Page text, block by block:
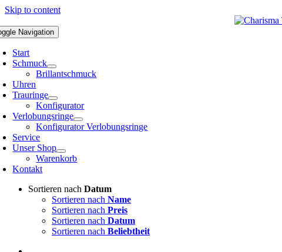
Skip to content
Navigation
Start
Schmuck
Brillantschmuck
Uhren
Trauringe
Konfigurator
Verlobungsringe
Konfigurator Verlobungsringe
Service
Unser Shop
Warenkorb
Kontakt
Sortieren nach Datum
Sortieren nach Name
Sortieren nach Preis
Sortieren nach Datum
Sortieren nach Beliebtheit